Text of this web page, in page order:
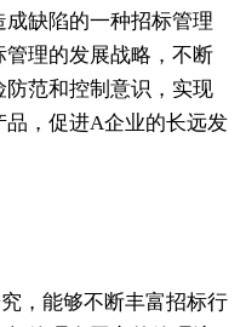
缺陷的一种招标管理
理的发展战略，不断
范和控制意识，实现
，促进A企业的长远发
，能够不断丰富招标行